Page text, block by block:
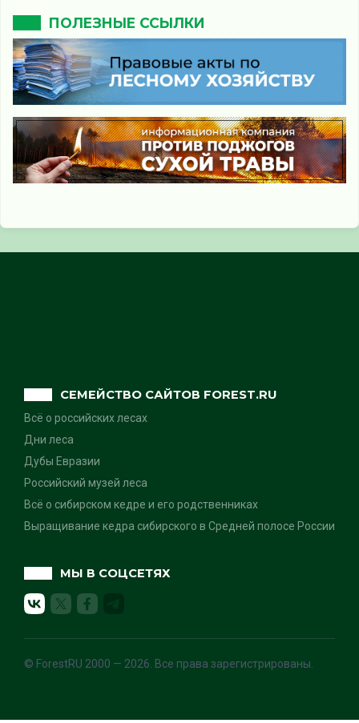
ПОЛЕЗНЫЕ ССЫЛКИ
СЕМЕЙСТВО САЙТОВ FOREST.RU
Всё о российских лесах
Дни леса
Дубы Евразии
Российский музей леса
Всё о сибирском кедре и его родственниках
Выращивание кедра сибирского в Средней полосе России
МЫ В СОЦСЕТЯХ
© ForestRU 2000 — 2026. Все права зарегистрированы.